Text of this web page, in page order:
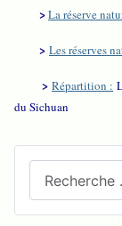
>La réserve
> Les réserves
> Répartition :
du Sichuan